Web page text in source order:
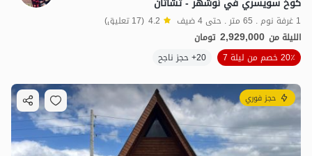
1 غرفة نوم . 65 متر . حتى 4 ضيف 4.2 (17 تعليق)
الليلة من 2,929,000 تومان
20٪ خصم من ليلة 7
20+ حجز ناجح
حجز فوري